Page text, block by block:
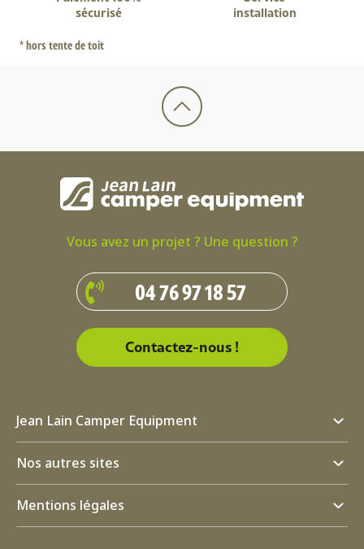
* hors tente de toit
sécurisé
installation
Vous avez un projet ? Une question ?
04 76 97 18 57
Contactez-nous !
Jean Lain Camper Equipment
Nos autres sites
Mentions légales